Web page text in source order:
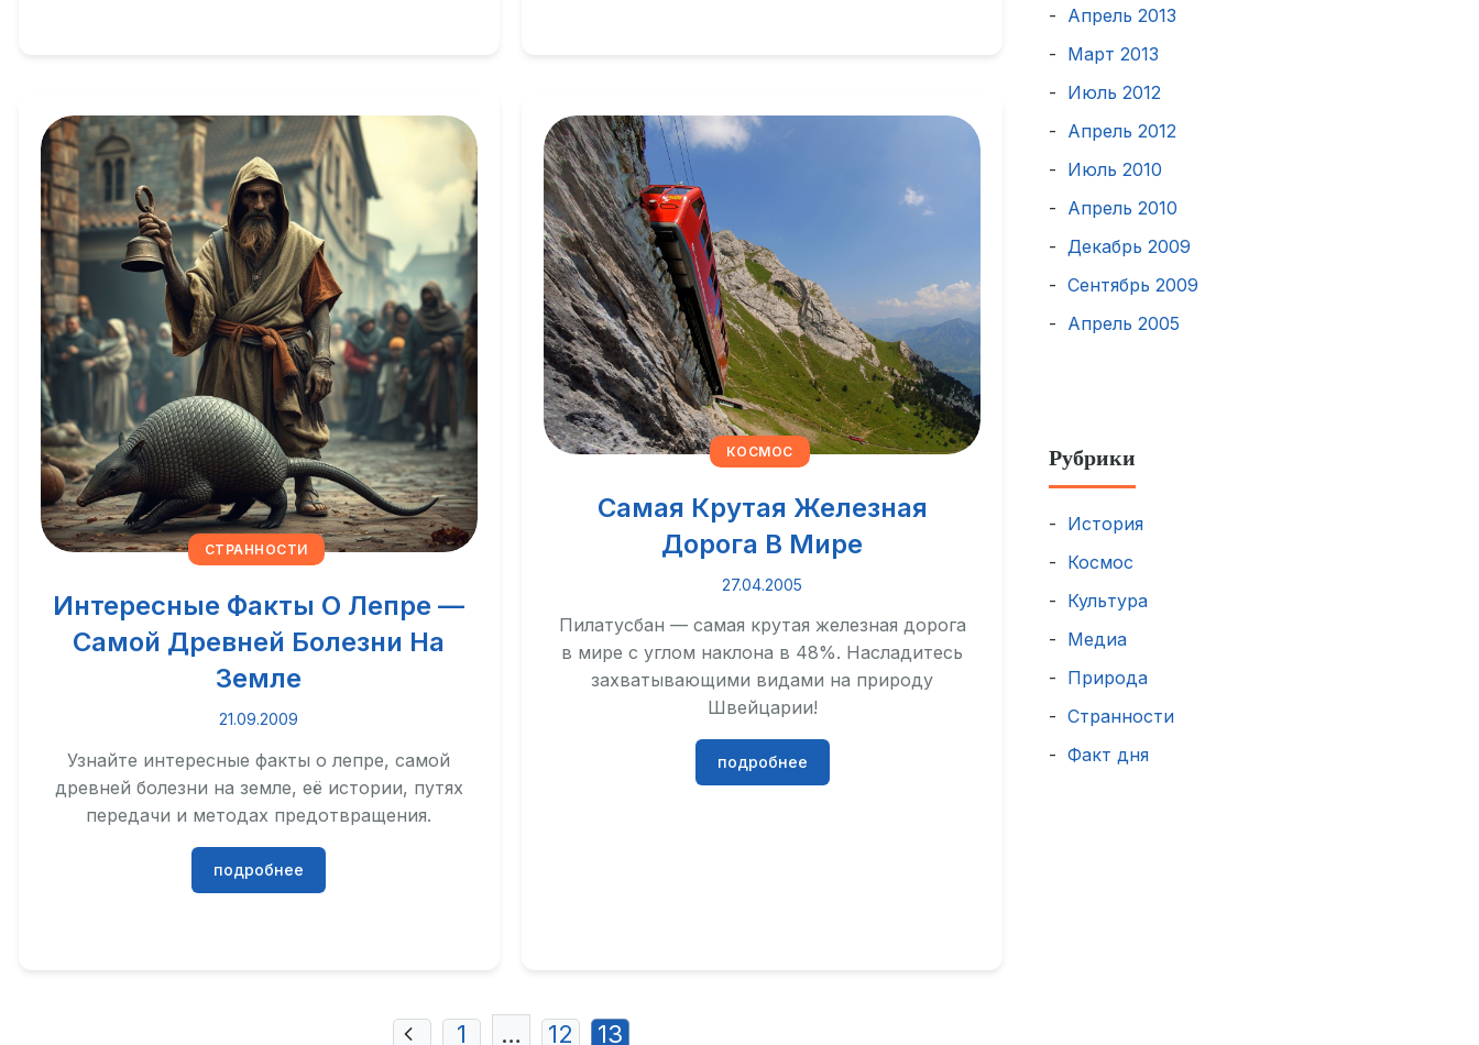
СТРАННОСТИ
Интересные Факты О Лепре —
Самой Древней Болезни На
Земле
21.09.2009
Узнайте интересные факты о лепре, самой
древней болезни на земле, её истории, путях
передачи и методах предотвращения.
подробнее
КОСМОС
Самая Крутая Железная
Дорога В Мире
27.04.2005
Пилатусбан — самая крутая железная дорога
в мире с углом наклона в 48%. Насладитесь
захватывающими видами на природу
Швейцарии!
подробнее
1 … 12 13
Апрель 2013
Март 2013
Июль 2012
Апрель 2012
Июль 2010
Апрель 2010
Декабрь 2009
Сентябрь 2009
Апрель 2005
Рубрики
История
Космос
Культура
Медиа
Природа
Странности
Факт дня